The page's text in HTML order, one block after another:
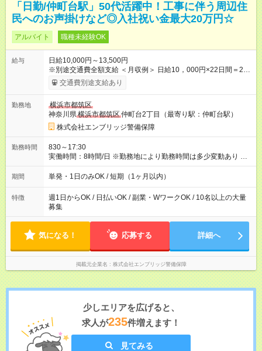
「日勤/仲町台駅」50代活躍中！工事に伴う周辺住
民へのお声掛けなど◎入社祝い金最大20万円☆
アルバイト 職種未経験OK
給与
日給10,000円～13,500円
※別途交通費全額支給 ＜月収例＞ 日給10，000円×22日間＝22
万円 ◆スタートダッシュに 入社祝金最大200，000円を支給！
研修手当(法定研修20時間)：24，500円支給！ ◆昇給あり 資格
用の履歴を提出で、交通費全額支給！ 自動車通勤・バイク通勤
もOK ◆日当保証 たとえ仕事が1時間で終わっても 日当は全額お
支払いします！ 業者さんと協力し合って、早く仕事を終えるほ
ど、お得……！ ◆その他 資格応援手当・隊長手当等 アルバイ
トから社員雇用までのキャリアアップを楽しめるスキームをご
用意しております☆ 【試用期間】試用期間なし
交通費別途支給あり
勤務地
横浜市都筑区
神奈川県横浜市都筑区仲町台2丁目（最寄り駅：仲町台駅）
株式会社エンブリッジ警備保障
勤務時間
830～17:30
実働時間：8時間/日 ※勤務地により勤務時間は多少変動あり ◆希
望のシフトで働ける！ 希望の勤務日数がありましたらご相談下
さい。 週1日、月1日～の勤務OKです 夜勤・深夜のお仕事もご
期間 単発・1日のみOK / 短期（1ヶ月以内）
特徴
週1日からOK / 日払いOK / 副業・WワークOK / 10名以上の大量
募集
気になる！ 応募する 詳細へ
掲載元企業名 株式会社エンブリッジ警備保障
少しエリアを広げると、
求人が235件増えます！
見てみる